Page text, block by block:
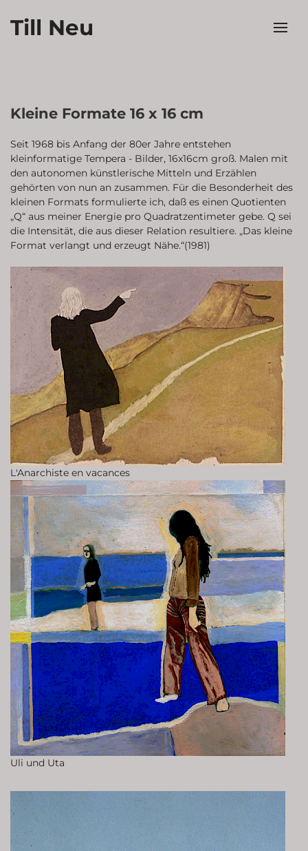
Till Neu
Kleine Formate 16 x 16 cm
Seit 1968 bis Anfang der 80er Jahre entstehen
kleinformatige Tempera - Bilder, 16x16cm groß. Malen mit
den autonomen künstlerische Mitteln und Erzählen
gehörten von nun an zusammen. Für die Besonderheit des
kleinen Formats formulierte ich, daß es einen Quotienten
„Q“ aus meiner Energie pro Quadratzentimeter gebe. Q sei
die Intensität, die aus dieser Relation resultiere. „Das kleine
Format verlangt und erzeugt Nähe.“(1981)
L'Anarchiste en vacances
Uli und Uta